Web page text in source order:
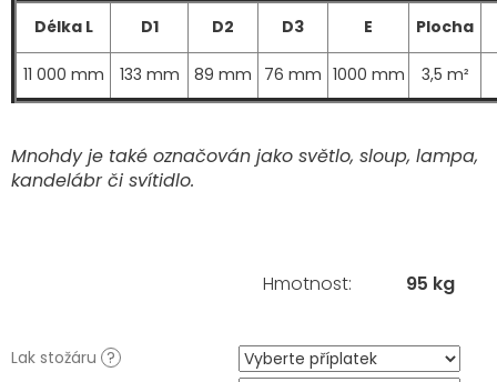
Lak stožáru ?
Délka L D1 D2 D3 E Plocha
11 000 mm 133 mm 89 mm 76 mm 1000 mm 3,5 m²
Mnohdy je také označován jako světlo, sloup, lampa,
kandelábr či svítidlo.
Hmotnost: 95 kg